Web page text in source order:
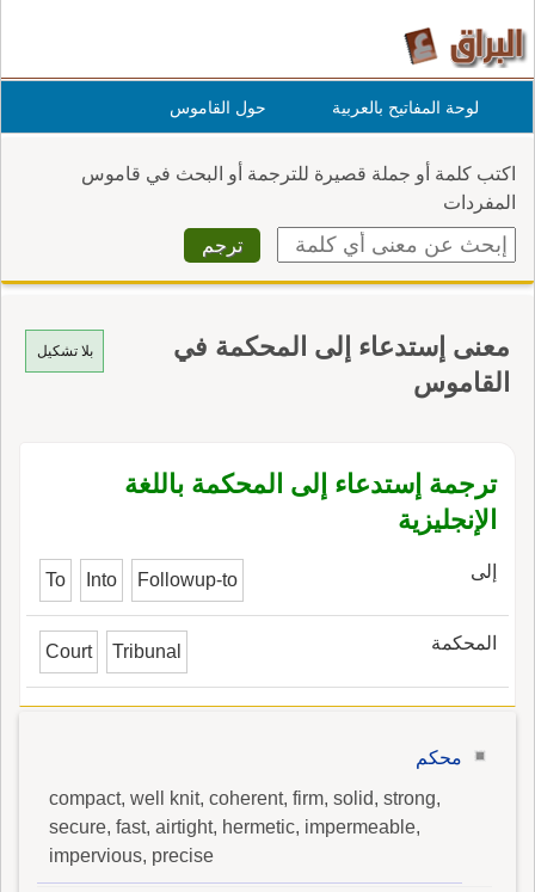
لوحة المفاتيح بالعربية حول القاموس
اكتب كلمة أو جملة قصيرة للترجمة أو البحث في قاموس
المفردات
بلا تشكيل
معنى إستدعاء إلى المحكمة في
القاموس
ترجمة إستدعاء إلى المحكمة باللغة
الإنجليزية
إلى To Into Followup-to
المحكمة Court Tribunal
محكم
compact, well knit, coherent, firm, solid, strong,
secure, fast, airtight, hermetic, impermeable,
impervious, precise